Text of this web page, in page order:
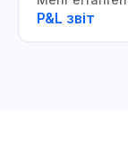
P&L звіт